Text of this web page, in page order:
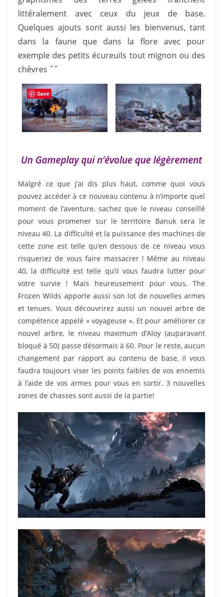
littéralement avec ceux du jeux de base.
Quelques ajouts sont aussi les bienvenus, tant
dans la faune que dans la flore avec pour
exemple des petits écureuils tout mignon ou des
chèvres ˆˆ
Un Gameplay qui n’évolue que légèrement
Malgré ce que j’ai dis plus haut, comme quoi vous
pouvez accéder à ce nouveau contenu à n’importe quel
moment de l’aventure, sachez que le niveau conseillé
pour vous promener sur le territoire Banuk sera le
niveau 40. La difficulté et la puissance des machines de
cette zone est telle qu’en dessous de ce niveau vous
risqueriez de vous faire massacrer ! Même au niveau
40, la difficulté est telle qu’il vous faudra lutter pour
votre survie ! Mais heureusement pour vous, The
Frozen Wilds apporte aussi son lot de nouvelles armes
et tenues. Vous découvrirez aussi un nouvel arbre de
compétence appelé « voyageuse ». Et pour améliorer ce
nouvel arbre, le niveau maximum d’Aloy (auparavant
bloqué à 50) passe désormais à 60. Pour le reste, aucun
changement par rapport au contenu de base, il vous
faudra toujours viser les points faibles de vos ennemis
à l’aide de vos armes pour vous en sortir. 3 nouvelles
zones de chasses sont aussi de la partie!
Save